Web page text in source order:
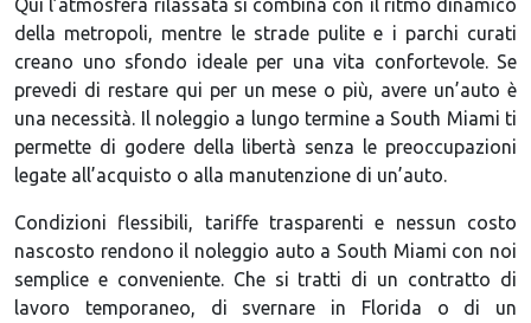
Qui l’atmosfera rilassata si combina con il ritmo dinamico
della metropoli, mentre le strade pulite e i parchi curati
creano uno sfondo ideale per una vita confortevole. Se
prevedi di restare qui per un mese o più, avere un’auto è
una necessità. Il noleggio a lungo termine a South Miami ti
permette di godere della libertà senza le preoccupazioni
legate all’acquisto o alla manutenzione di un’auto.
Condizioni flessibili, tariffe trasparenti e nessun costo
nascosto rendono il noleggio auto a South Miami con noi
semplice e conveniente. Che si tratti di un contratto di
lavoro temporaneo, di svernare in Florida o di un